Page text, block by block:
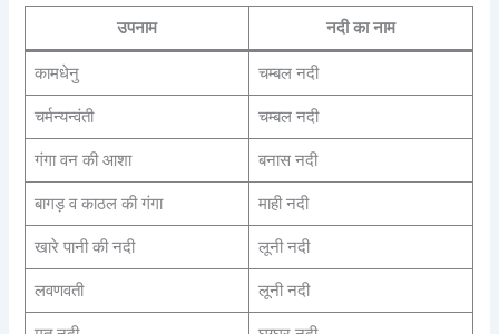
उपनाम नदी का नाम
कामधेनु चम्बल नदी
चर्मन्यन्वंती चम्बल नदी
गंगा वन की आशा बनास नदी
बागड़ व काठल की गंगा माही नदी
खारे पानी की नदी लूनी नदी
लवणवती लूनी नदी